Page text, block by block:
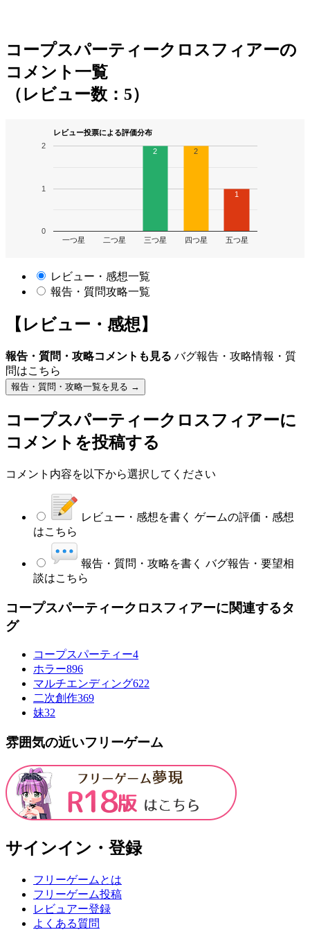
コープスパーティークロスフィアーの
コメント一覧
（レビュー数：5）
レビュー投票による評価分布
一つ星 二つ星 三つ星 四つ星 五つ星
0
1
2
2 2
1
レビュー・感想一覧
報告・質問攻略一覧
【レビュー・感想】
報告・質問・攻略コメントも見る バグ報告・攻略情報・質
問はこちら
報告・質問・攻略一覧を見る →
コープスパーティークロスフィアーに
コメントを投稿する
コメント内容を以下から選択してください
レビュー・感想を書く ゲームの評価・感想
はこちら
報告・質問・攻略を書く バグ報告・要望相
談はこちら
コープスパーティークロスフィアーに関連するタ
グ
コープスパーティー4
ホラー896
マルチエンディング622
二次創作369
妹32
雰囲気の近いフリーゲーム
サインイン・登録
フリーゲームとは
フリーゲーム投稿
レビュアー登録
よくある質問